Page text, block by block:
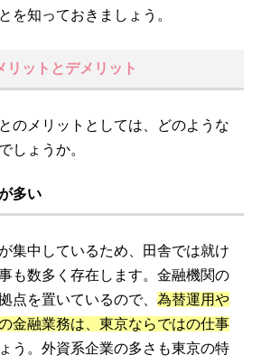
を知っておきましょう。
リットとデメリット
のメリットとしては、どのような
しょうか。
多い
集中しているため、田舎では就け
も数多く存在します。金融機関の
点を置いているので、為替運用や
金融業務は、東京ならではの仕事
う。外資系企業の多さも東京の特